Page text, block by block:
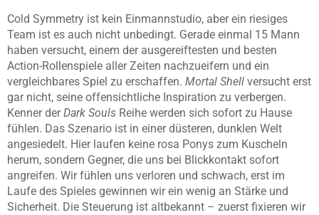
Cold Symmetry ist kein Einmannstudio, aber ein riesiges
Team ist es auch nicht unbedingt. Gerade einmal 15 Mann
haben versucht, einem der ausgereiftesten und besten
Action-Rollenspiele aller Zeiten nachzueifern und ein
vergleichbares Spiel zu erschaffen. Mortal Shell versucht erst
gar nicht, seine offensichtliche Inspiration zu verbergen.
Kenner derDark Souls Reihe werden sich sofort zu Hause
fühlen. Das Szenario ist in einer düsteren, dunklen Welt
angesiedelt. Hier laufen keine rosa Ponys zum Kuscheln
herum, sondern Gegner, die uns bei Blickkontakt sofort
angreifen. Wir fühlen uns verloren und schwach, erst im
Laufe des Spieles gewinnen wir ein wenig an Stärke und
Sicherheit. Die Steuerung ist altbekannt – zuerst fixieren wir